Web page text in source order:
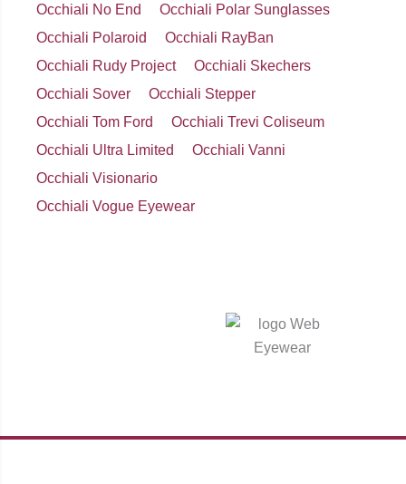
Occhiali No End
Occhiali Polar Sunglasses
Occhiali Polaroid
Occhiali RayBan
Occhiali Rudy Project
Occhiali Skechers
Occhiali Sover
Occhiali Stepper
Occhiali Tom Ford
Occhiali Trevi Coliseum
Occhiali Ultra Limited
Occhiali Vanni
Occhiali Visionario
Occhiali Vogue Eyewear